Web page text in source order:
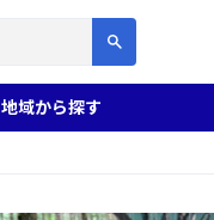
地域から探す